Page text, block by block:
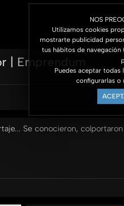
NOS
Utilizamos cookies
mostrarte publicidad
tus hábitos de navegación
Puedes aceptar todas
configurarlas o
| Emprendum
Se conocieron,